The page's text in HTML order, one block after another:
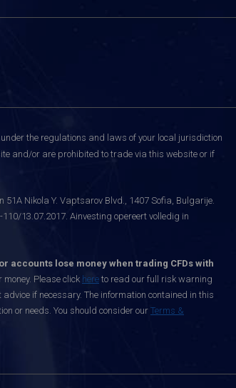
the regulations and laws of your local jurisdiction
and/or are prohibited to trade via this website or if
Nikola Y. Vaptsarov Blvd., 1407 Sofia, Bulgarije.
13.07.2017. Ainvesting opereert volledig in
accounts lose money when trading CFDs with
Please click here to read our full risk warning
if necessary. The information contained in this
or needs. You should consider our Terms &